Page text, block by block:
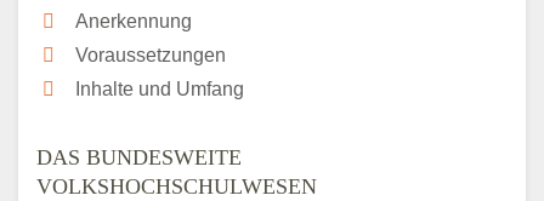
Anerkennung
Voraussetzungen
Inhalte und Umfang
DAS BUNDESWEITE
VOLKSHOCHSCHULWESEN